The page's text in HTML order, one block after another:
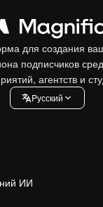
для создания
подписчиков
агентств и
Pусский
ИИ